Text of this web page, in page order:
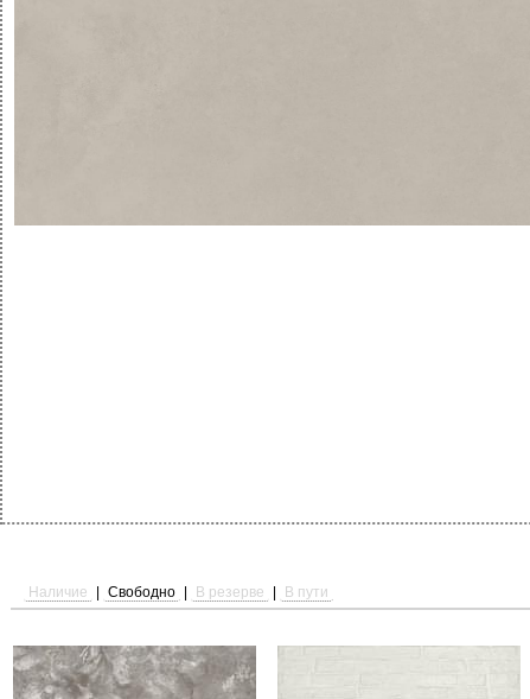
Наличие Свободно В резерве В пути